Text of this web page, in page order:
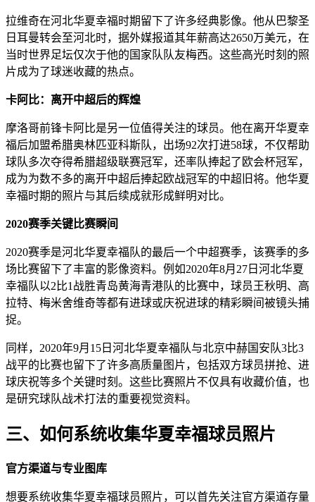
拉维奇在河北华夏幸福时期留下了许多经典影像。他从巴黎圣
日耳曼转会至河北时，据外媒报道其年薪高达2650万美元，在
当时世界足坛仅次于他的国家队队友梅西。这些高光时刻的照
片成为了球迷收藏的热点。
​卡阿比：离开中超后的辉煌​
摩洛哥前锋卡阿比是另一位值得关注的球员。他在离开华夏幸
福后加盟希腊奥林匹亚科斯队，出场92次打进58球，不仅帮助
球队多次夺得希腊超级联赛冠军，还率队捧起了欧会杯冠军，
成为为数不多的离开中超后捧起欧战冠军的中超旧将。他华夏
幸福时期的照片与其后续成就形成鲜明对比。
​2020赛季关键比赛瞬间​
2020赛季是河北华夏幸福队的最后一个中超赛季，该赛季的多
场比赛留下了丰富的影像资料。例如2020年8月27日河北华夏
幸福队以2比1战胜青岛黄海青港队的比赛中，球员王秋明、高
拉特、梅米舍维奇等都有进球或庆祝进球的精彩瞬间被镜头捕
捉。
同样，2020年9月15日河北华夏幸福队与北京中赫国安队3比3
战平的比赛也留下了许多高质量图片，包括双方球员拼抢、进
球庆祝等多个关键时刻。这些比赛照片不仅具有收藏价值，也
是研究球队战术打法的重要视觉资料。
三、如何系统收集华夏幸福球员照片
​官方渠道与专业图库​
想要系统收集华夏幸福球员照片，可以首先关注官方渠道存量